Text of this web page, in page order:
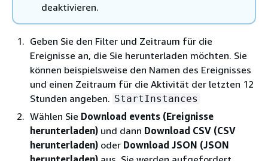
deaktivieren.
Geben Sie den Filter und Zeitraum für die
Ereignisse an, die Sie herunterladen möchten. Sie
können beispielsweise den Namen des Ereignisses
und einen Zeitraum für die Aktivität der letzten 12
Stunden angeben. StartInstances
Wählen Sie Download events (Ereignisse
herunterladen) und dann Download CSV (CSV
herunterladen) oder Download JSON (JSON